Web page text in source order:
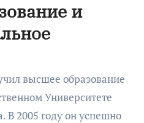
и
высшее образование
Университете
2005 году он успешно